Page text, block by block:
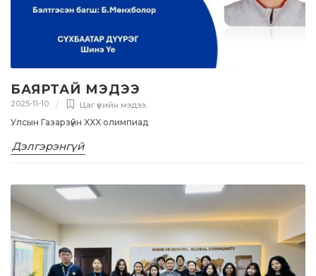
БАЯРТАЙ МЭДЭЭ
2025-11-10 Цаг үеийн мэдээ,
Улсын Газарзүйн XXX олимпиад
Дэлгэрэнгүй